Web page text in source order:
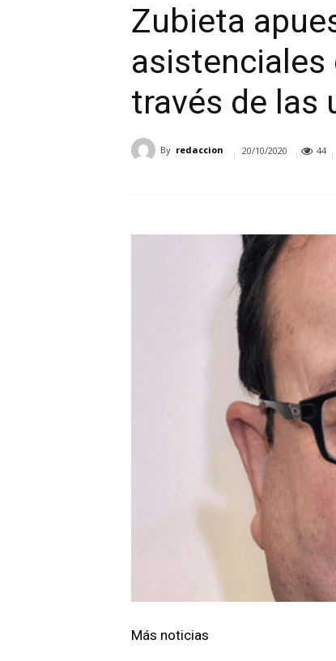
Zubieta
asistenciales
través de las
By redaccion 20/10/2020 44
Más noticias